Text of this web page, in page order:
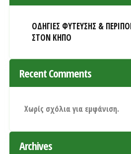
ΟΔΗΓΙΕΣ ΦΥΤΕΥΣΗΣ &
ΣΤΟΝ ΚΗΠΟ
Recent Comments
Χωρίς σχόλια για εμφάνιση.
Archives